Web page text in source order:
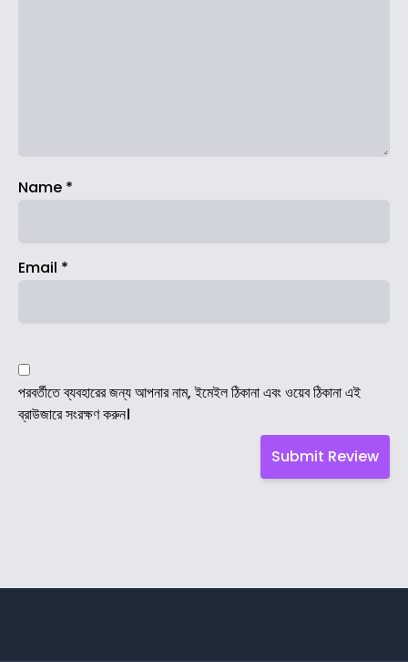
Name *
Email *
পরবর্তীতে ব্যবহারের জন্য আপনার নাম, ইমেইল ঠিকানা এবং ওয়েব ঠিকানা এই
ব্রাউজারে সংরক্ষণ করুন।